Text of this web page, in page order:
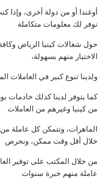
أوغندا أو من دولة أخرى،
نوفر لك معلومات متكاملة
حول شغالات كينيا الرياض
الاختيار منهم بسهولة،
ولدينا تنوع كبير في العاملات
كما يتوفر لدينا كذلك
من كينيا وغيرهم من العاملات
الماهرات، وتتمكن كل عاملة
خلال أقل وقت ممكن، ونحرص
من خلال المكتب على توفير
عاملة منهم خبرة سنوات